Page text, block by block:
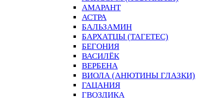
АМАРАНТ
АСТРА
БАЛЬЗАМИН
БАРХАТЦЫ (ТАГЕТЕС)
БЕГОНИЯ
ВАСИЛЁК
ВЕРБЕНА
ВИОЛА (АНЮТИНЫ ГЛАЗКИ)
ГАЦАНИЯ
ГВОЗДИКА